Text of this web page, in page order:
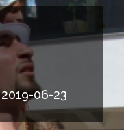
06-23